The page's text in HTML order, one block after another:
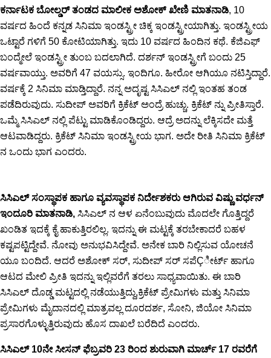
ಕರ್ನಾಟಕ ಬೋಲ್ಡರ್ ತಂಡದ ಮಾಲೀಕ ಅಶೋಕ್ ಖೇಣಿ ಮಾತನಾಡಿ, 10
ವರ್ಷದ ಹಿಂದೆ ಕನ್ನಡ ಸಿನಿಮಾ ಇಂಡಸ್ಟ್ರೀ ಚಿಕ್ಕ ಇಂಡಸ್ಟ್ರೀಯಾಗಿತ್ತು. ಇಂಡಸ್ಟ್ರೀಯ
ಒಟ್ಟಾರೆ ಗಳಿಗೆ 50 ಕೋಟಿಯಾಗಿತ್ತು. ಇದು 10 ವರ್ಷದ ಹಿಂದಿನ ಕಥೆ. ಕೆಜಿಎಫ್
ಬಂದ್ಮೇಲೆ ಇಂಡಸ್ಟ್ರೀ ತುಂಬ ಬದಲಾಗಿದೆ. ದರ್ಶನ್ ಇಂಡಸ್ಟ್ರೀಗೆ ಬಂದು 25
ವರ್ಷವಾಯ್ತು. ಅವರಿಗೆ 47 ವಯಸ್ಸು. ಇಂದಿಗೂ. ಹೀರೋ ಆಗಿಯೂ ನಟಿಸ್ತಿದ್ದಾರೆ.
ವರ್ಷಕ್ಕೆ 2 ಸಿನಿಮಾ ಮಾಡ್ತಿದ್ದಾರೆ. ನನ್ನ ಅದೃಷ್ಟ ಸಿಸಿಎಲ್ ನಲ್ಲಿ ಇಂತಹ ತಂಡ
ಪಡೆದಿರುವುದು. ಸುದೀಪ್ ಅವರಿಗೆ ಕ್ರಿಕೆಟ್ ಅಂದ್ರೆ ಹುಚ್ಚು. ಕ್ರಿಕೆಟ್ ನ್ನು ಪ್ರೀತಿಸ್ತಾರೆ.
ಒಮ್ಮೆ ಸಿಸಿಎಲ್ ನಲ್ಲಿ ಪೆಟ್ಟು ಮಾಡಿಕೊಂಡಿದ್ದರು. ಆದ್ರೆ ಅದನ್ನು ಲೆಕ್ಕಿಸದೇ ಮತ್ತೆ
ಆಟವಾಡಿದ್ದರು. ಕ್ರಿಕೆಟ್ ಸಿನಿಮಾ ಇಂಡಸ್ಟ್ರೀಯ ಭಾಗ. ಅದೇ ರೀತಿ ಸಿನಿಮಾ ಕ್ರಿಕೆಟ್
ನ ಒಂದು ಭಾಗ ಎಂದರು.
ಸಿಸಿಎಲ್ ಸಂಸ್ಥಾಪಕ ಹಾಗೂ ವ್ಯವಸ್ಥಾಪಕ ನಿರ್ದೇಶಕರು ಆಗಿರುವ ವಿಷ್ಣು ವರ್ಧನ್
ಇಂದೂರಿ ಮಾತನಾಡಿ, ಸಿಸಿಎಲ್ ನ ಆಳ ಏನೆಂಬುವುದು ಮೊದಲೇ ಗೊತ್ತಿದ್ದರೆ
ಖಂಡಿತ ಇದಕ್ಕೆ ಕೈ ಹಾಕುತ್ತಿರಲಿಲ್ಲ. ಇದನ್ನು ಈ ಮಟ್ಟಕ್ಕೆ ತರಬೇಕಾದರೆ ಬಹಳ
ಕಷ್ಟಪಟ್ಟಿದ್ದೇವೆ. ನೋವು ಅನುಭವಿಸಿದ್ದೇವೆ. ಅನೇಕ ಬಾರಿ ನಿಲ್ಲಿಸುವ ಯೋಚನೆ
ಯೂ ಬಂದಿದೆ. ಆದರೆ ಅಶೋಕ್ ಸರ್, ಸುದೀಪ್ ಸರ್ ಸಪೆÇೀರ್ಟ್ ಹಾಗೂ
ಆಟದ ಮೇಲಿ ಪ್ರೀತಿ ಇದನ್ನು ಇಲ್ಲಿವರೆಗೆ ತರಲು ಸಾಧ್ಯವಾಯಿತು. ಈ ಬಾರಿ
ಸಿಸಿಎಲ್ ದೊಡ್ಡ ಮಟ್ಟದಲ್ಲಿ ನಡೆಯುತ್ತಿದ್ದು,ಕ್ರಿಕೆಟ್ ಪ್ರೇಮಿಗಳು ಮತ್ತು ಸಿನಿಮಾ
ಪ್ರೇಮಿಗಳು ಮೈದಾನದಲ್ಲಿ ಮಾತ್ರವಲ್ಲ ದೂರದರ್ಶ, ಸೋನಿ, ಜಿಯೋ ಸಿನಿಮಾ
ಪ್ರಸಾರಗೊಳ್ಳುತ್ತಿರುವುದು ಹೊಸ ದಾಖಲೆ ಬರೆದಿದೆ ಎಂದರು.
ಸಿಸಿಎಲ್ 10ನೇ ಸೀಸನ್ ಫೆಬ್ರವರಿ 23 ರಿಂದ ಶುರುವಾಗಿ ಮಾರ್ಚ್ 17 ರವರೆಗೆ